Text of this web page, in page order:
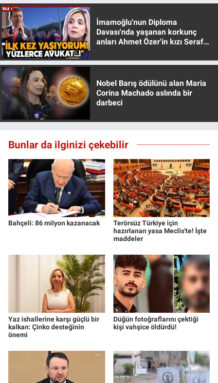
İmamoğlu'nun Diploma
Davası'nda yaşanan korkunç
anları Ahmet Özer'in kızı Seraf
Nobel Barış ödülünü alan Maria
Corina Machado aslında bir
darbeci
Bunlar da ilginizi çekebilir
Bahçeli: 86 milyon kazanacak
Terörsüz Türkiye için
hazırlanan yasa Meclis'te! İşte
maddeler
Yaz ishallerine karşı güçlü bir
kalkan: Çinko desteğinin
önemi
Düğün fotoğraflarını çektiği
kişi vahşice öldürdü!